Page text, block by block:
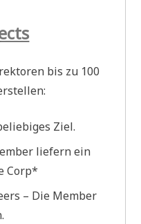
bis zu 100
Ziel.
liefern ein
Corp*
– Die Member